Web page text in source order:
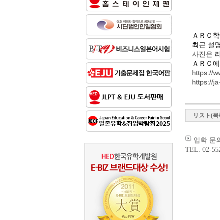
ＡＲＣ
최근 설
사진은
ＡＲＣ
https://
https://
リスト(
입학 문
TEL. 02-